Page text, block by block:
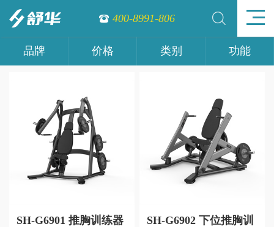
400-8991-806
品牌 价格 类别 功能
SH-G6901 推胸训练器
SH-G6902 下位推胸训